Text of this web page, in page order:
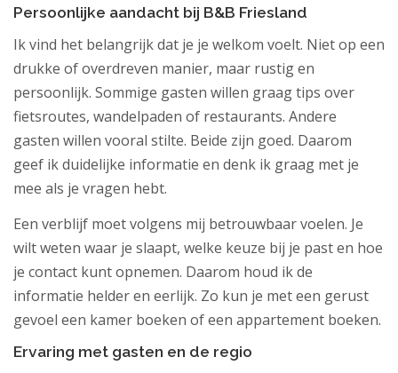
Persoonlijke aandacht bij B&B Friesland
Ik vind het belangrijk dat je je welkom voelt. Niet op een
drukke of overdreven manier, maar rustig en
persoonlijk. Sommige gasten willen graag tips over
fietsroutes, wandelpaden of restaurants. Andere
gasten willen vooral stilte. Beide zijn goed. Daarom
geef ik duidelijke informatie en denk ik graag met je
mee als je vragen hebt.
Een verblijf moet volgens mij betrouwbaar voelen. Je
wilt weten waar je slaapt, welke keuze bij je past en hoe
je contact kunt opnemen. Daarom houd ik de
informatie helder en eerlijk. Zo kun je met een gerust
gevoel een kamer boeken of een appartement boeken.
Ervaring met gasten en de regio